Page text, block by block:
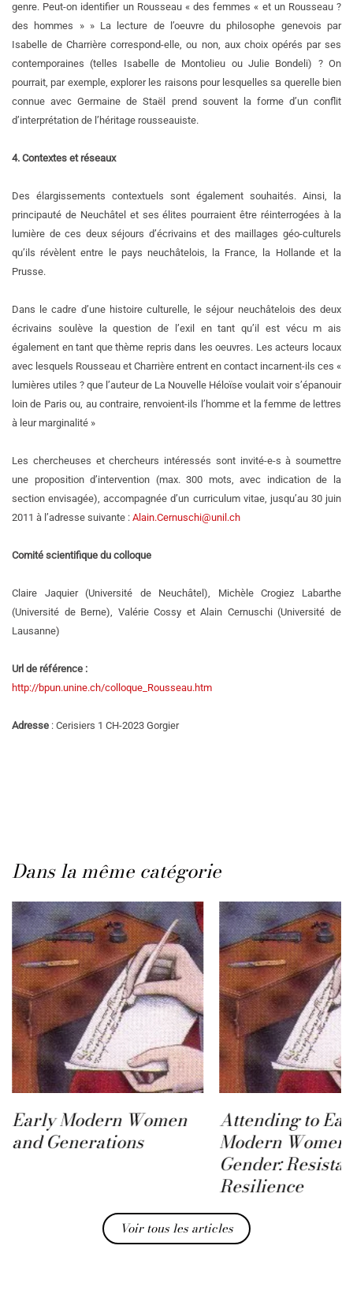
genre. Peut-on identifier un Rousseau « des femmes « et un Rousseau ?
des hommes » » La lecture de l’oeuvre du philosophe genevois par
Isabelle de Charrière correspond-elle, ou non, aux choix opérés par ses
contemporaines (telles Isabelle de Montolieu ou Julie Bondeli) ? On
pourrait, par exemple, explorer les raisons pour lesquelles sa querelle bien
connue avec Germaine de Staël prend souvent la forme d’un conflit
d’interprétation de l’héritage rousseauiste.
4. Contextes et réseaux
Des élargissements contextuels sont également souhaités. Ainsi, la
principauté de Neuchâtel et ses élites pourraient être réinterrogées à la
lumière de ces deux séjours d’écrivains et des maillages géo-culturels
qu’ils révèlent entre le pays neuchâtelois, la France, la Hollande et la
Prusse.
Dans le cadre d’une histoire culturelle, le séjour neuchâtelois des deux
écrivains soulève la question de l’exil en tant qu’il est vécu m ais
également en tant que thème repris dans les oeuvres. Les acteurs locaux
avec lesquels Rousseau et Charrière entrent en contact incarnent-ils ces «
lumières utiles ? que l’auteur de La Nouvelle Héloïse voulait voir s’épanouir
loin de Paris ou, au contraire, renvoient-ils l’homme et la femme de lettres
à leur marginalité »
Les chercheuses et chercheurs intéressés sont invité-e-s à soumettre
une proposition d’intervention (max. 300 mots, avec indication de la
section envisagée), accompagnée d’un curriculum vitae, jusqu’au 30 juin
2011 à l’adresse suivante : Alain.Cernuschi@unil.ch
Comité scientifique du colloque
Claire Jaquier (Université de Neuchâtel), Michèle Crogiez Labarthe
(Université de Berne), Valérie Cossy et Alain Cernuschi (Université de
Lausanne)
Url de référence :
http://bpun.unine.ch/colloque_Rousseau.htm
Adresse : Cerisiers 1 CH-2023 Gorgier
Dans la même catégorie
Early Modern Women
and Generations
Attending to
Modern Women
Gender:
Resilience
Voir tous les articles